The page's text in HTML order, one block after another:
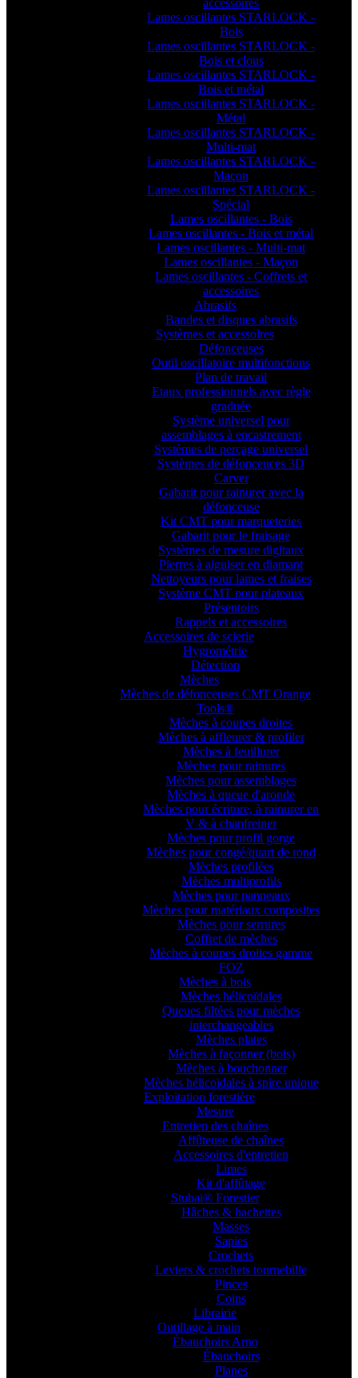
accessoires
Lames oscillantes STARLOCK -
Bois
Lames oscillantes STARLOCK -
Bois et clous
Lames oscillantes STARLOCK -
Bois et métal
Lames oscillantes STARLOCK -
Métal
Lames oscillantes STARLOCK -
Multi-mat
Lames oscillantes STARLOCK -
Maçon
Lames oscillantes STARLOCK -
Spécial
Lames oscillantes - Bois
Lames oscillantes - Bois et métal
Lames oscillantes - Multi-mat
Lames oscillantes - Maçon
Lames oscillantes - Coffrets et
accessoires
Abrasifs
Bandes et disques abrasifs
Systèmes et accessoires
Défonceuses
Outil oscillatoire multifonctions
Plan de travail
Etaux professionnels avec règle
graduée
Système universel pour
assemblages à encastrement
Systèmes de perçage universel
Systèmes de défonceuces 3D
Carver
Gabarit pour rainurer avec la
défonceuse
Kit CMT pour marqueteries
Gabarit pour le fraisage
Systèmes de mesure digitaux
Pierres à aiguiser en diamant
Nettoyeurs pour lames et fraises
Système CMT pour plateaux
Présentoirs
Rappels et accessoires
Accessoires de scierie
Hygrométrie
Détection
Mèches
Mèches de défonceuses CMT Orange
Tools®
Mèches à coupes droites
Mèches à affleurer & profiler
Mèches à feuillurer
Mèches pour rainures
Mèches pour assemblages
Mèches à queue d'aronde
Mèches pour écriture, à rainurer en
V & à chanfreiner
Mèches pour profil gorge
Mèches pour congé/quart de rond
Mèches profilées
Mèches multiprofils
Mèches pour panneaux
Mèches pour matériaux composites
Mèches pour serrures
Coffret de mèches
Mèches à coupes droites gamme
FOZ
Mèches à bois
Mèches hélicoïdales
Queues filtées pour mèches
interchangeables
Mèches plates
Mèches à façonner (bois)
Mèches à bouchonner
Mèches hélicoïdales à spire unique
Exploitation forestière
Mesure
Entretien des chaînes
Affûteuse de chaînes
Accessoires d'entretien
Limes
Kit d'affûtage
Stubai® Forestier
Hâches & hachettes
Masses
Sapies
Crochets
Leviers & crochets tournebille
Pinces
Coins
Librairie
Outillage à main
Ébauchoirs Arno
Ébauchoirs
Planes